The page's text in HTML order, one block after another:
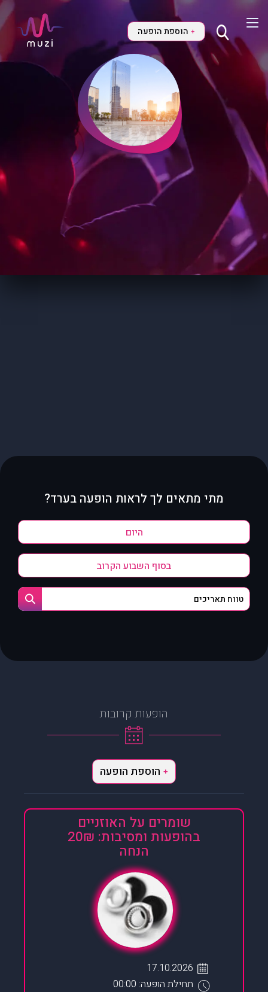
+ הוספת הופעה
מתי מתאים לך לראות הופעה בערד?
היום
בסוף השבוע הקרוב
הופעות קרובות
+ הוספת הופעה
שומרים על האוזניים
בהופעות ומסיבות: 20₪
הנחה
17.10.2026
תחילת הופעה: 00:00